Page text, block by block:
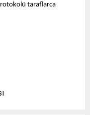
taraflarca